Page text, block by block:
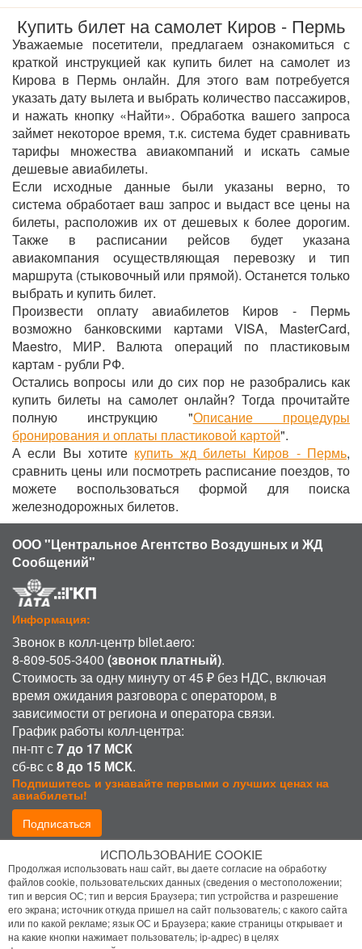
Купить билет на самолет Киров - Пермь
Уважаемые посетители, предлагаем ознакомиться с
краткой инструкцией как купить билет на самолет из
Кирова в Пермь онлайн. Для этого вам потребуется
указать дату вылета и выбрать количество пассажиров,
и нажать кнопку «Найти». Обработка вашего запроса
займет некоторое время, т.к. система будет сравнивать
тарифы множества авиакомпаний и искать самые
дешевые авиабилеты.
Если исходные данные были указаны верно, то
система обработает ваш запрос и выдаст все цены на
билеты, расположив их от дешевых к более дорогим.
Также в расписании рейсов будет указана
авиакомпания осуществляющая перевозку и тип
маршрута (стыковочный или прямой). Останется только
выбрать и купить билет.
Произвести оплату авиабилетов Киров - Пермь
возможно банковскими картами VISA, MasterCard,
Maestro, МИР. Валюта операций по пластиковым
картам - рубли РФ.
Остались вопросы или до сих пор не разобрались как
купить билеты на самолет онлайн? Тогда прочитайте
полную инструкцию "Описание процедуры
бронирования и оплаты пластиковой картой".
А если Вы хотите купить жд билеты Киров - Пермь,
сравнить цены или посмотреть расписание поездов, то
можете воспользоваться формой для поиска
железнодорожных билетов.
ООО "Центральное Агентство Воздушных и ЖД
Сообщений"
Информация:
Звонок в колл-центр bilet.aero:
8-809-505-3400 (звонок платный).
Стоимость за одну минуту от 45 ₽ без НДС, включая
время ожидания разговора с оператором, в
зависимости от региона и оператора связи.
График работы колл-центра:
пн-пт с7 до 17 МСК
сб-вс с8 до 15 МСК.
Подпишитесь и узнавайте первыми о лучших ценах на
авиабилеты!
Подписаться
Присоединиться:
ИСПОЛЬЗОВАНИЕ COOKIE
Продолжая использовать наш сайт, вы даете согласие на обработку
файлов cookie, пользовательских данных (сведения о местоположении;
тип и версия ОС; тип и версия Браузера; тип устройства и разрешение
его экрана; источник откуда пришел на сайт пользователь; с какого сайта
или по какой рекламе; язык ОС и Браузера; какие страницы открывает и
на какие кнопки нажимает пользователь; ip-адрес) в целях